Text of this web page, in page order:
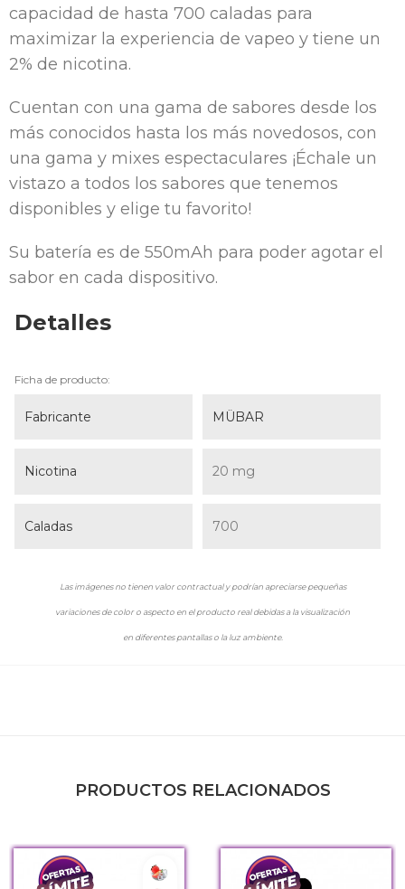
capacidad de hasta 700 caladas para
maximizar la experiencia de vapeo y tiene un
2% de nicotina.
Cuentan con una gama de sabores desde los
más conocidos hasta los más novedosos, con
una gama y mixes espectaculares ¡Échale un
vistazo a todos los sabores que tenemos
disponibles y elige tu favorito!
Su batería es de 550mAh para poder agotar el
sabor en cada dispositivo.
Detalles
Ficha de producto:
Fabricante MÜBAR
Nicotina 20 mg
Caladas 700
Las imágenes no tienen valor contractual y podrían apreciarse pequeñas
variaciones de color o aspecto en el producto real debidas a la visualización
en diferentes pantallas o la luz ambiente.
PRODUCTOS RELACIONADOS
Fresa refrescante